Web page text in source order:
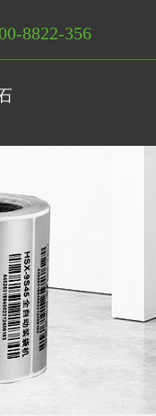
8822-356